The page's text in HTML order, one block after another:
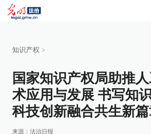
知识产权 >
国家知识产权局助推
术应用与发展 书写知
科技创新融合共生新
来源： 法治日报